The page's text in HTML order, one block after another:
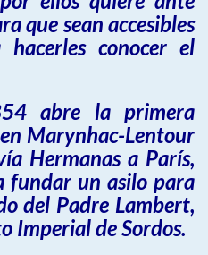
que sean accesibles
conocer el
abre la primera
Marynhac-Lentour
Hermanas a París,
fundar un asilo para
del Padre Lambert,
Imperial de Sordos.